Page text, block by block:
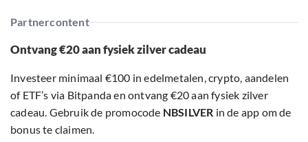
Partnercontent
Ontvang €20 aan fysiek zilver cadeau
Investeer minimaal €100 in edelmetalen, crypto, aandelen
of ETF’s via Bitpanda en ontvang €20 aan fysiek zilver
cadeau. Gebruik de promocode NBSILVER in de app om de
bonus te claimen.